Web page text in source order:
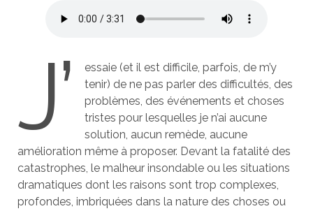
J’
essaie (et il est difficile, parfois, de m’y
tenir) de ne pas parler des difficultés, des
problèmes, des événements et choses
tristes pour lesquelles je n’ai aucune
solution, aucun remède, aucune
amélioration même à proposer. Devant la fatalité des
catastrophes, le malheur insondable ou les situations
dramatiques dont les raisons sont trop complexes,
profondes, imbriquées dans la nature des choses ou